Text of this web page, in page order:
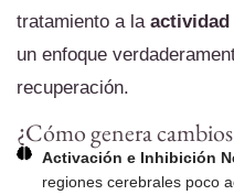
tratamiento a la actividad
un enfoque
recuperación.
¿Cómo genera
Activación e Inhibición
regiones cerebrales poco